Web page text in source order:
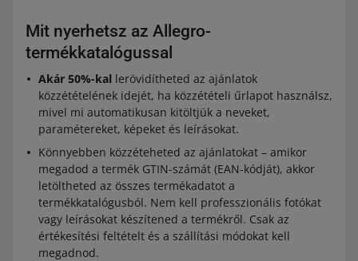
Mit nyerhetsz az Allegro-
termékkatalógussal
Akár 50%-kal lerövidítheted az ajánlatok
közzétételének idejét, ha közzétételi űrlapot használsz,
mivel mi automatikusan kitöltjük a neveket,
paramétereket, képeket és leírásokat.
Könnyebben közzéteheted az ajánlatokat – amikor
megadod a termék GTIN-számát (EAN-kódját), akkor
letöltheted az összes termékadatot a
termékkatalógusból. Nem kell professzionális fotókat
vagy leírásokat készítened a termékről. Csak az
értékesítési feltételt és a szállítási módokat kell
megadnod.